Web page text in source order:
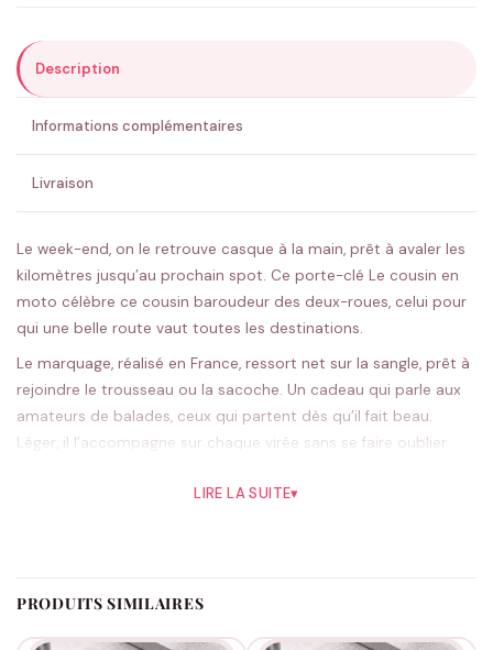
ENVOYER MA DEMANDE ✨
💚 Retour sous 24-48h🇫🇷 Flocage en France✅ Validation avant fabrication
Description
Informations complémentaires
Livraison
Le week-end, on le retrouve casque à la main, prêt à avaler les
kilomètres jusqu’au prochain spot. Ce porte-clé Le cousin en
moto célèbre ce cousin baroudeur des deux-roues, celui pour
qui une belle route vaut toutes les destinations.
Le marquage, réalisé en France, ressort net sur la sangle, prêt à
rejoindre le trousseau ou la sacoche. Un cadeau qui parle aux
amateurs de balades, ceux qui partent dès qu’il fait beau.
Léger, il l’accompagne sur chaque virée sans se faire oublier.
sûr ; cinq coloris en tout. Chaque pièce est préparée une fois la
LIRE LA SUITE▾
PRODUITS SIMILAIRES